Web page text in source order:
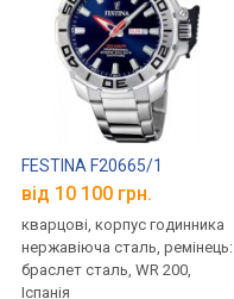
FESTINA F20665/1
від 10 100 грн.
кварцові, корпус годинника
нержавіюча сталь, ремінець:
браслет сталь, WR 200,
Іспанія